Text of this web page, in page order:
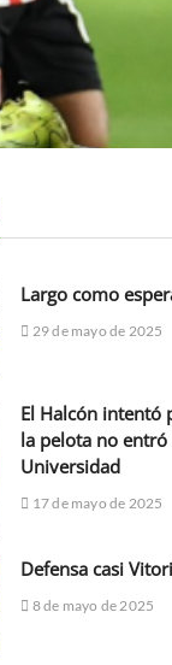
Largo como
29 de mayo de 2025
El Halcón intentó
la pelota no
Universidad
17 de mayo de 2025
Defensa casi
8 de mayo de 2025